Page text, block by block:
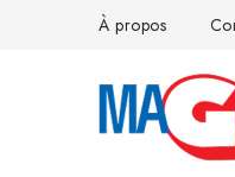
À propos